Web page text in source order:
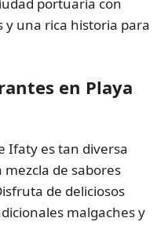
portuaria con
una rica historia para
en Playa
Ifaty es tan diversa
mezcla de sabores
de deliciosos
malgaches y